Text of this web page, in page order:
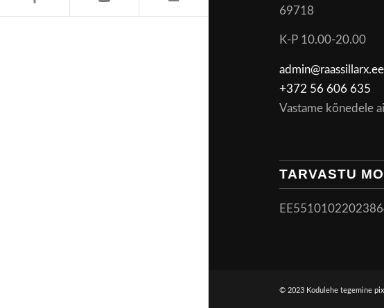
69718
K-P 10.00-20.00
admin@raassillarx.ee
+372 56 606 635
Vastame kõnedele
TARVASTU
© 2023 Kodulehe tegemine